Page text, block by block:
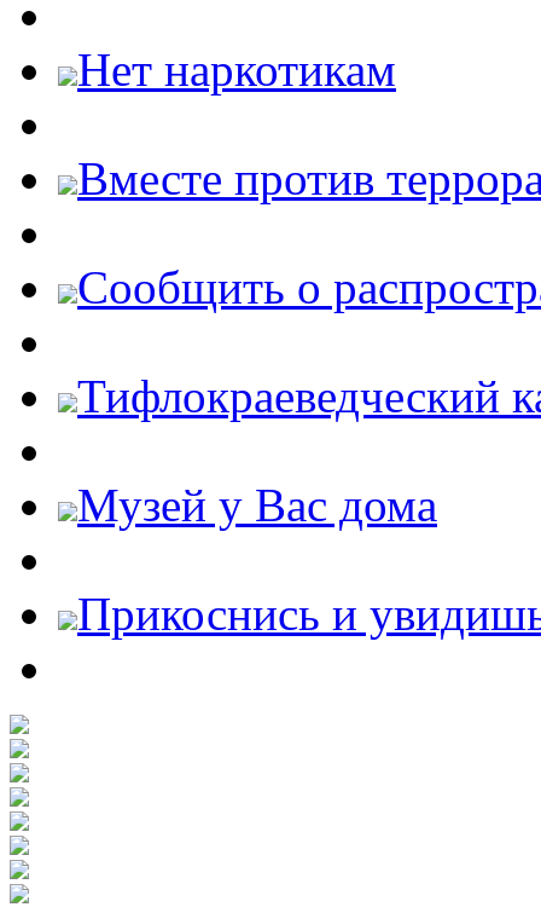
Нет наркотикам
Вместе против
Cообщить о
Тифлокраеведческий
Музей у Вас дома
Прикоснись и